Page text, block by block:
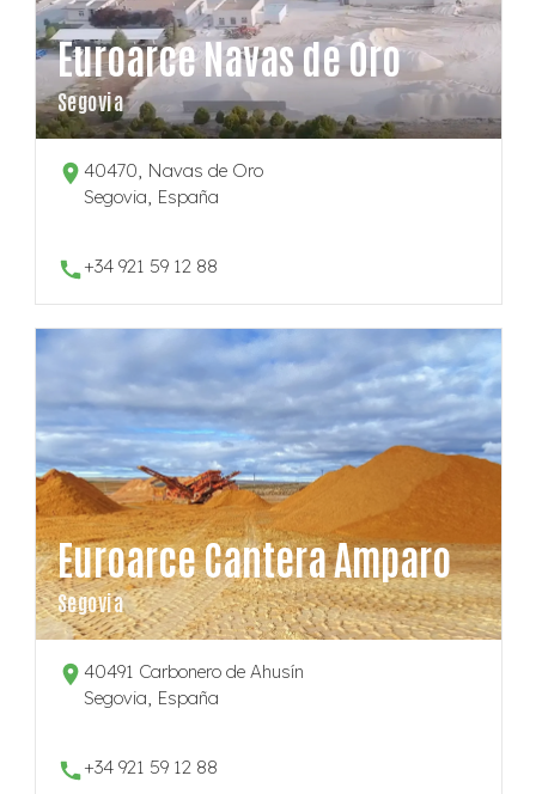
Euroarce Navas de Oro
Segovia
40470, Navas de Oro
Segovia, España
+34 921 59 12 88
Euroarce Cantera Amparo
Segovia
40491 Carbonero de Ahusín
Segovia, España
+34 921 59 12 88